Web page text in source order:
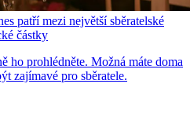
patří mezi největší sběratelské
částky
ho prohlédněte. Možná máte doma
zajímavé pro sběratele.